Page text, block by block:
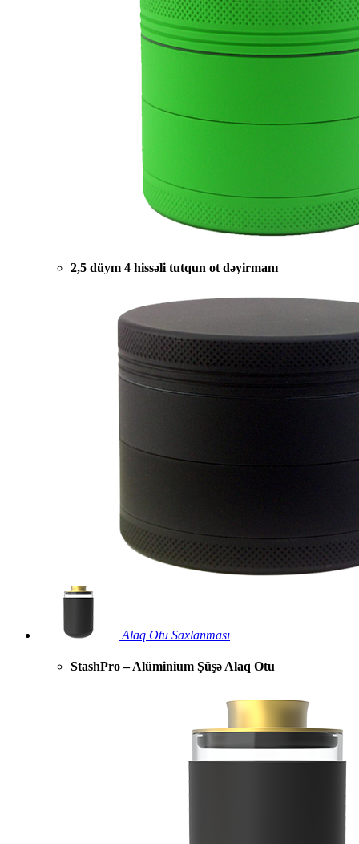
2,5 düym 4 hissəli tutqun ot dəyirmanı
Alaq Otu Saxlanması
StashPro – Alüminium Şüşə Alaq Otu